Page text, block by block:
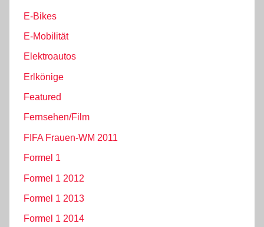
E-Bikes
E-Mobilität
Elektroautos
Erlkönige
Featured
Fernsehen/Film
FIFA Frauen-WM 2011
Formel 1
Formel 1 2012
Formel 1 2013
Formel 1 2014